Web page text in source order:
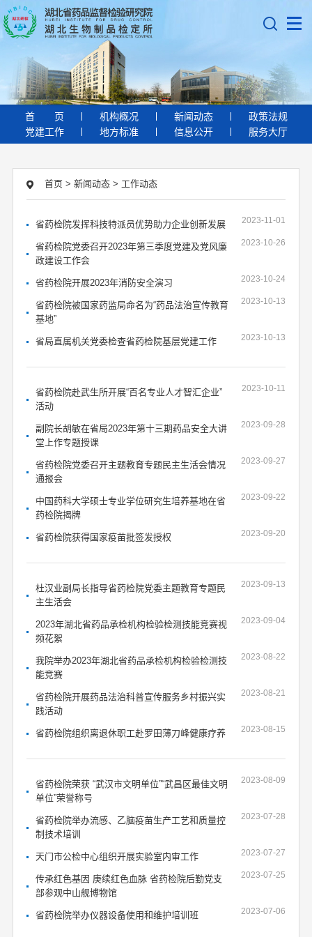
首 页 机构概况 新闻动态
政策法规
党建工作
地方标准 信息公开 服务大厅
首页 >新闻动态 > 工作动态
省药检院发挥科技特派员优势助力企业创新发展 2023-11-01
省药检院党委召开2023年第三季度党建及党风廉
政建设工作会
2023-10-26
省药检院开展2023年消防安全演习 2023-10-24
省药检院被国家药监局命名为“药品法治宣传教育
基地”
2023-10-13
省局直属机关党委检查省药检院基层党建工作 2023-10-13
省药检院赴武生所开展“百名专业人才智汇企业”
活动
2023-10-11
副院长胡敏在省局2023年第十三期药品安全大讲
堂上作专题授课
2023-09-28
省药检院党委召开主题教育专题民主生活会情况
通报会
2023-09-27
中国药科大学硕士专业学位研究生培养基地在省
药检院揭牌
2023-09-22
省药检院获得国家疫苗批签发授权 2023-09-20
杜汉业副局长指导省药检院党委主题教育专题民
主生活会
2023-09-13
2023年湖北省药品承检机构检验检测技能竞赛视
频花絮
2023-09-04
我院举办2023年湖北省药品承检机构检验检测技
能竞赛
2023-08-22
省药检院开展药品法治科普宣传服务乡村振兴实
践活动
2023-08-21
省药检院组织离退休职工赴罗田薄刀峰健康疗养 2023-08-15
省药检院荣获 “武汉市文明单位”“武昌区最佳文明
单位”荣誉称号
2023-08-09
省药检院举办流感、乙脑疫苗生产工艺和质量控
制技术培训
2023-07-28
天门市公检中心组织开展实验室内审工作 2023-07-27
传承红色基因 庚续红色血脉 省药检院后勤党支
部参观中山舰博物馆
2023-07-25
省药检院举办仪器设备使用和维护培训班 2023-07-06